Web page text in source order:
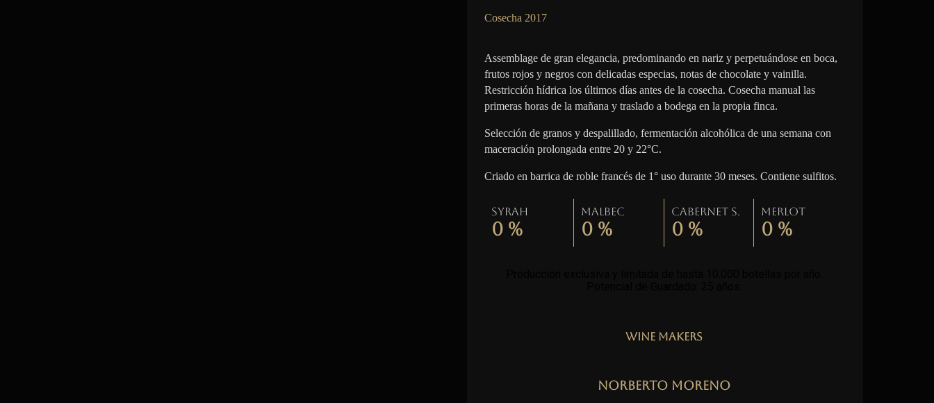
Cosecha 2017
Assemblage de gran elegancia, predominando en nariz y perpetuándose en boca,
frutos rojos y negros con delicadas especias, notas de chocolate y vainilla.
Restricción hídrica los últimos días antes de la cosecha. Cosecha manual las
primeras horas de la mañana y traslado a bodega en la propia finca.
Selección de granos y despalillado, fermentación alcohólica de una semana con
maceración prolongada entre 20 y 22°C.
Criado en barrica de roble francés de 1° uso durante 30 meses. Contiene sulfitos.
Syrah
0 %
Malbec
0 %
Cabernet S.
0 %
Merlot
0 %
Wine Makers
Norberto Moreno